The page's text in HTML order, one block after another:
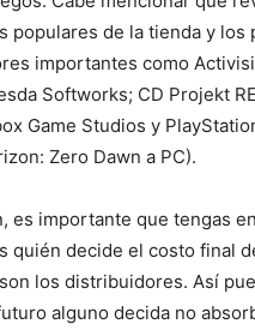
populares de la tienda y los
importantes como
Softworks; CD Projekt
Game Studios y
Zero Dawn a PC).
es importante que tengas
quién decide el costo final
los distribuidores. Así
alguno decida no